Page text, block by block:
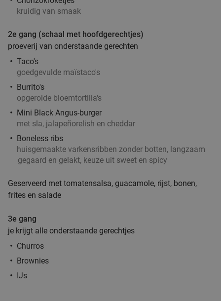
kruidig van smaak
2e gang (schaal met hoofdgerechtjes)
proeverij van onderstaande gerechten
Taco's
goedgevulde maïstaco's
Burrito's
opgerolde bloemtortilla's
Mini Black Angus-burger
met sla, jalapeñorelish en cheddar
Boneless ribs
huisgemaakte varkensribben zonder botten, langzaam
gegaard en gelakt, keuze uit sweet en spicy
Geserveerd met tomatensalsa, guacamole, rijst, bonen,
frites en salade
3e gang
je krijgt alle onderstaande gerechtjes
Churros
Brownies
IJs